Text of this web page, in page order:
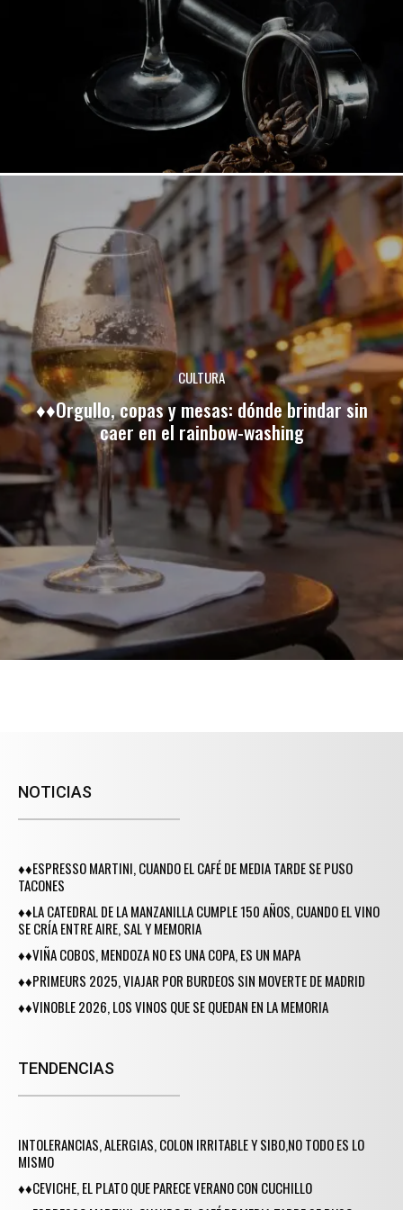
CULTURA
♦♦Orgullo, copas y mesas: dónde brindar sin
caer en el rainbow-washing
NOTICIAS
♦♦ESPRESSO MARTINI, CUANDO EL CAFÉ DE MEDIA TARDE SE PUSO
TACONES
♦♦LA CATEDRAL DE LA MANZANILLA CUMPLE 150 AÑOS, CUANDO EL VINO
SE CRÍA ENTRE AIRE, SAL Y MEMORIA
♦♦VIÑA COBOS, MENDOZA NO ES UNA COPA, ES UN MAPA
♦♦PRIMEURS 2025, VIAJAR POR BURDEOS SIN MOVERTE DE MADRID
♦♦VINOBLE 2026, LOS VINOS QUE SE QUEDAN EN LA MEMORIA
TENDENCIAS
INTOLERANCIAS, ALERGIAS, COLON IRRITABLE Y SIBO,NO TODO ES LO
MISMO
♦♦CEVICHE, EL PLATO QUE PARECE VERANO CON CUCHILLO